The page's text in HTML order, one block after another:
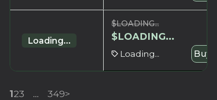
Loading...
$LOADING...
$LOADING...
Loading... Buy
123 ... 349>